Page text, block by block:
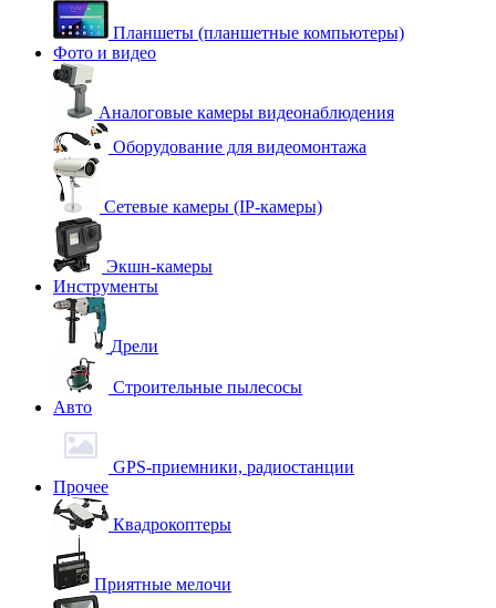
Планшеты (планшетные компьютеры)
Фото и видео
Аналоговые камеры видеонаблюдения
Оборудование для видеомонтажа
Сетевые камеры (IP-камеры)
Экшн-камеры
Инструменты
Дрели
Строительные пылесосы
Авто
GPS-приемники, радиостанции
Прочее
Квадрокоптеры
Приятные мелочи